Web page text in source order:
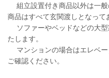
組立設置付き商品以外は一般
商品はすべて玄関渡しとなって
ソファーやベッドなどの大型
たします。
マンションの場合はエレベー
ご確認ください。